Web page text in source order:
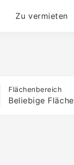
Zu vermieten
Flächenbereich
Beliebige Fläche